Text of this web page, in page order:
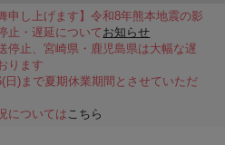
申し上げます】令和8年熊本地震の影
止・遅延についてお知らせ
停止、宮崎県・鹿児島県は大幅な遅
ります
日)まで夏期休業期間とさせていただ
についてはこちら